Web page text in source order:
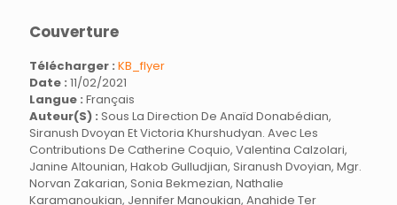
Couverture
Télécharger : KB_flyer
Date : 11/02/2021
Langue : Français
Auteur(s) : Sous La Direction De Anaïd Donabédian,
Siranush Dvoyan Et Victoria Khurshudyan. Avec Les
Contributions De Catherine Coquio, Valentina Calzolari,
Janine Altounian, Hakob Gulludjian, Siranush Dvoyian, Mgr.
Norvan Zakarian, Sonia Bekmezian, Nathalie
Karamanoukian, Jennifer Manoukian, Anahide Ter